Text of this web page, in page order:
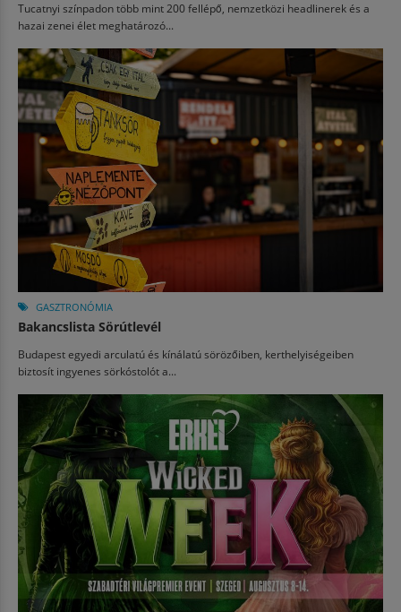
Tucatnyi színpadon több mint 200 fellépő, nemzetközi headlinerek és a
hazai zenei élet meghatározó...
GASZTRONÓMIA
Bakancslista Sörútlevél
Budapest egyedi arculatú és kínálatú sörözőiben, kerthelyiségeiben
biztosít ingyenes sörkóstolót a...